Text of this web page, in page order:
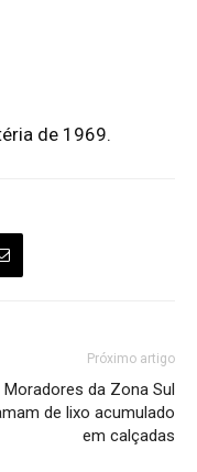
de 1969.
Próximo artigo
Moradores da Zona Sul
de lixo acumulado
em calçadas